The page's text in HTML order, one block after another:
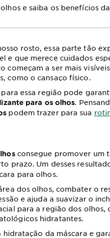
e saiba os benefícios
rosto, essa parte tão
e que merece cuidados
começam a ser mais
como o cansaço físico.
essa região pode
para os olhos.
podem trazer para sua
consegue promover um
prazo. Um desses
para olhos.
dos olhos, combater o
e ajuda a suavizar o
para a região dos olhos,
hidratantes.
hidratação da máscara e